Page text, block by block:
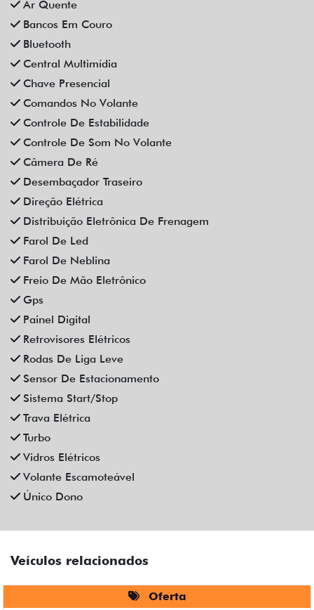
Ar Quente
Bancos Em Couro
Bluetooth
Central Multimídia
Chave Presencial
Comandos No Volante
Controle De Estabilidade
Controle De Som No Volante
Câmera De Ré
Desembaçador Traseiro
Direção Elétrica
Distribuição Eletrônica De Frenagem
Farol De Led
Farol De Neblina
Freio De Mão Eletrônico
Gps
Painel Digital
Retrovisores Elétricos
Rodas De Liga Leve
Sensor De Estacionamento
Sistema Start/Stop
Trava Elétrica
Turbo
Vidros Elétricos
Volante Escamoteável
Único Dono
Veículos relacionados
Oferta